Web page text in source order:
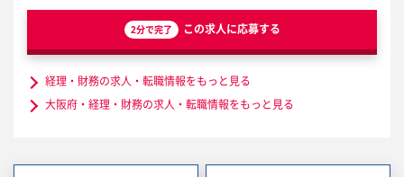
2分で完了 この求人に応募する
経理・財務の求人・転職情報をもっと見る
大阪府・経理・財務の求人・転職情報をもっと見る